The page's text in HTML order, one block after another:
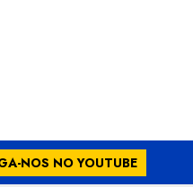
NOS NO YOUTUBE